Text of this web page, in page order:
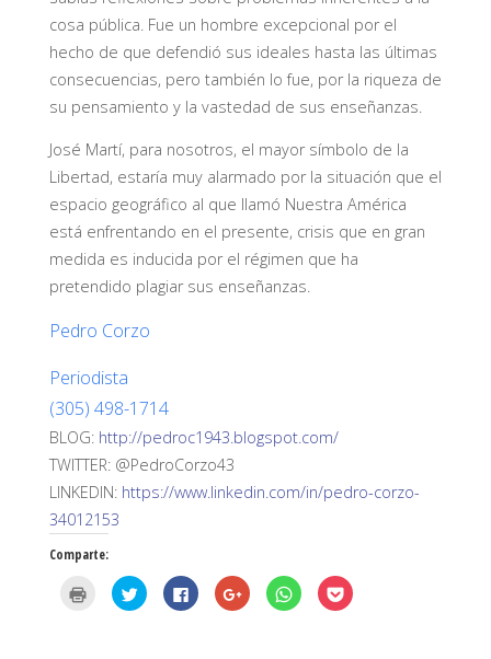
cosa pública. Fue un hombre excepcional por el
hecho de que defendió sus ideales hasta las últimas
consecuencias, pero también lo fue, por la riqueza de
su pensamiento y la vastedad de sus enseñanzas.
José Martí, para nosotros, el mayor símbolo de la
Libertad, estaría muy alarmado por la situación que el
espacio geográfico al que llamó Nuestra América
está enfrentando en el presente, crisis que en gran
medida es inducida por el régimen que ha
pretendido plagiar sus enseñanzas.
Pedro Corzo
Periodista
(305) 498-1714
BLOG: http://pedroc1943.blogspot.com/
TWITTER: @PedroCorzo43
LINKEDIN: https://www.linkedin.com/in/pedro-corzo-
34012153
Comparte:
H
a
H
a
H
a
H
a
H
a